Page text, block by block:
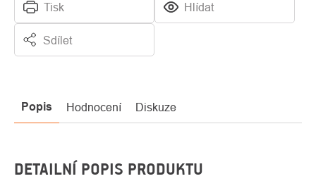
Tisk Hlídat
Sdílet
Popis Hodnocení Diskuze
DETAILNÍ POPIS PRODUKTU